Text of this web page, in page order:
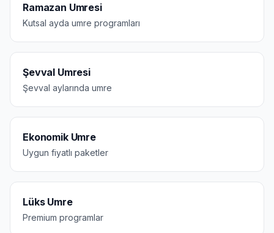
Ramazan Umresi
Kutsal ayda umre programları
Şevval Umresi
Şevval aylarında umre
Ekonomik Umre
Uygun fiyatlı paketler
Lüks Umre
Premium programlar